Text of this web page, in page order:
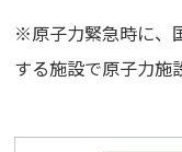
※原子力緊急時に、
する施設で原子力施